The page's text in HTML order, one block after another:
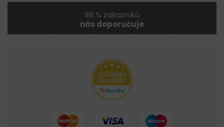
98 % zákazníků
nás doporučuje